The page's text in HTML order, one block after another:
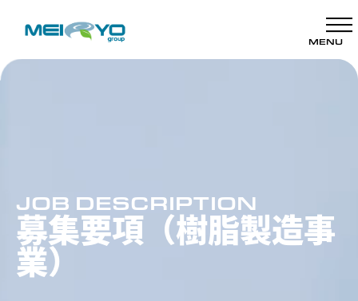
MENU
JOB DESCRIPTION
募集要項（樹脂製造事
業）